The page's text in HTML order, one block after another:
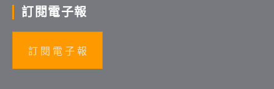
訂閱電子報
訂 閱 電 子 報